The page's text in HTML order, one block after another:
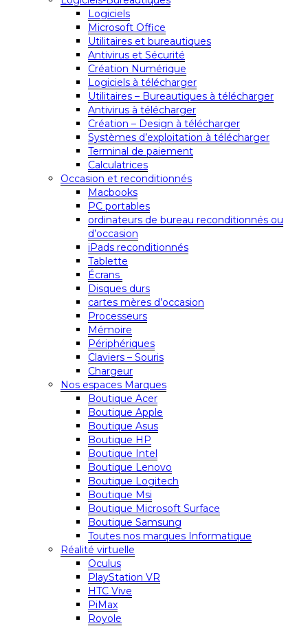
Logiciels
Microsoft Office
Utilitaires et bureautiques
Antivirus et Sécurité
Création Numérique
Logiciels à télécharger
Utilitaires – Bureautiques à télécharger
Antivirus à télécharger
Création – Design à télécharger
Systèmes d’exploitation à télécharger
Terminal de paiement
Calculatrices
Occasion et reconditionnés
Macbooks
PC portables
ordinateurs de bureau reconditionnés ou
d’occasion
iPads reconditionnés
Tablette
Écrans
Disques durs
cartes mères d’occasion
Processeurs
Mémoire
Périphériques
Claviers – Souris
Chargeur
Nos espaces Marques
Boutique Acer
Boutique Apple
Boutique Asus
Boutique HP
Boutique Intel
Boutique Lenovo
Boutique Logitech
Boutique Msi
Boutique Microsoft Surface
Boutique Samsung
Toutes nos marques Informatique
Réalité virtuelle
Oculus
PlayStation VR
HTC Vive
PiMax
Royole